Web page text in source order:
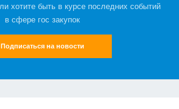
хотите быть в курсе последних событий
в сфере гос закупок
Подписаться на новости